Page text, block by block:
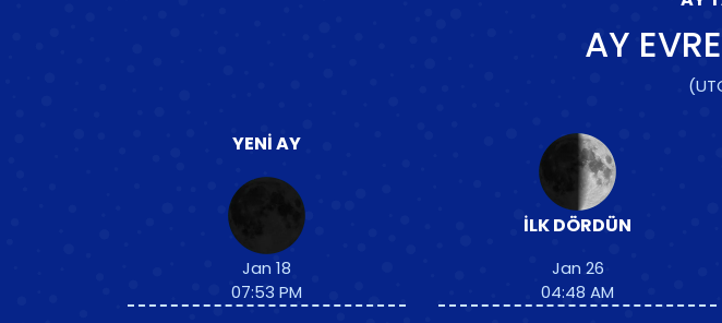
AY
YENI AY
Jan 18
07:53 PM
İLK DÖRDÜN
Jan 26
04:48 AM